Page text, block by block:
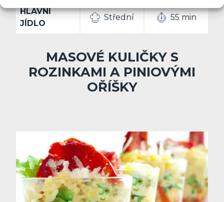
HLAVNÍ
JÍDLO
Střední 55 min
MASOVÉ KULIČKY S
ROZINKAMI A PINIOVÝMI
OŘÍŠKY